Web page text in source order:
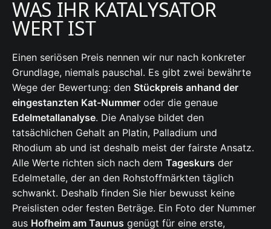
WAS IHR KATALYSATOR
WERT IST
Einen seriösen Preis nennen wir nur nach konkreter
Grundlage, niemals pauschal. Es gibt zwei bewährte
Wege der Bewertung: den Stückpreis anhand der
eingestanzten Kat-Nummer oder die genaue
Edelmetallanalyse. Die Analyse bildet den
tatsächlichen Gehalt an Platin, Palladium und
Rhodium ab und ist deshalb meist der fairste Ansatz.
Alle Werte richten sich nach dem Tageskurs der
Edelmetalle, der an den Rohstoffmärkten täglich
schwankt. Deshalb finden Sie hier bewusst keine
Preislisten oder festen Beträge. Ein Foto der Nummer
aus Hofheim am Taunus genügt für eine erste,